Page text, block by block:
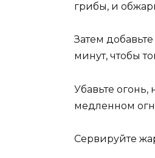
грибы, и
Затем
минут, чтобы
Убавьте
медленном
Сервируйте